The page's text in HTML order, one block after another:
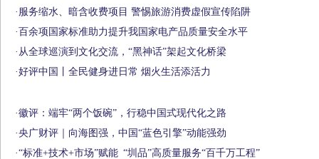
· 服务缩水、暗含收费项目 警惕旅游消费虚假宣传陷阱
·百余项国家标准助力提升我国家电产品质量安全水平
· 从全球巡演到文化交流，“黑神话”架起文化桥梁
·好评中国丨全民健身进日常 烟火生活添活力
·徽评：端牢“两个饭碗”，行稳中国式现代化之路
·央广财评｜向海图强，中国“蓝色引擎”动能强劲
·“标准+技术+市场”赋能 “圳品”高质量服务“百千万工程”